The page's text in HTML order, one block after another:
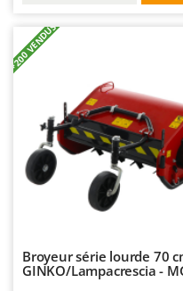
+200 VENDUS
Broyeur série lourde 70
GINKO/Lampacrescia -